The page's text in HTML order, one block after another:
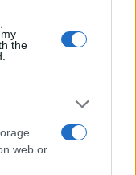
the
web or
dopo accessi agli
di redazione, ha
storici del